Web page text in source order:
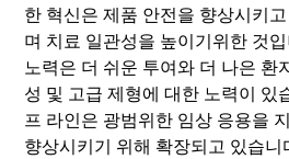
한 혁신은 제품 안전을 향상시키
며 치료 일관성을 높이기위한 것입
노력은 더 쉬운 투여와 더 나은 환
성 및 고급 제형에 대한 노력이 있
프 라인은 광범위한 임상 응용을
향상시키기 위해 확장되고 있습니